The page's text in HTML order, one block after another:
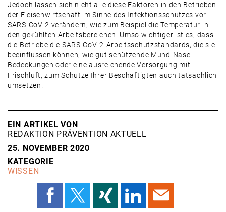
Jedoch lassen sich nicht alle diese Faktoren in den Betrieben
der Fleischwirtschaft im Sinne des Infektionsschutzes vor
SARS-CoV-2 verändern, wie zum Beispiel die Temperatur in
den gekühlten Arbeitsbereichen. Umso wichtiger ist es, dass
die Betriebe die SARS-CoV-2-Arbeitsschutzstandards, die sie
beeinflussen können, wie gut schützende Mund-Nase-
Bedeckungen oder eine ausreichende Versorgung mit
Frischluft, zum Schutze Ihrer Beschäftigten auch tatsächlich
umsetzen.
EIN ARTIKEL VON
REDAKTION PRÄVENTION AKTUELL
25. NOVEMBER 2020
KATEGORIE
WISSEN